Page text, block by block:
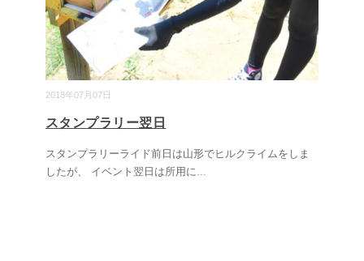
2018年07月07日
スタンプラリー翌日
スタンプラリーライド前日は山形でヒルクライムをしま
したが、 イベント翌日は所用に...